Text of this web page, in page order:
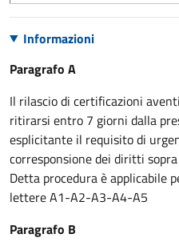
Informazioni
Paragrafo A
Il rilascio di certificazioni
ritirarsi entro 7 giorni dalla
esplicitante il requisito di
corresponsione dei diritti
Detta procedura è applicabile
lettere A1-A2-A3-A4-A5
Paragrafo B